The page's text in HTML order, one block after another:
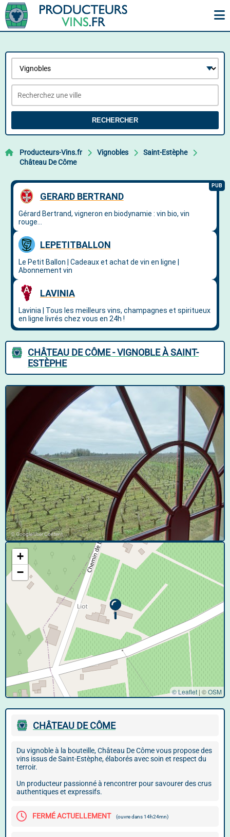
RECHERCHER
Producteurs-Vins.fr Vignobles
Saint-Estèphe
Château De Côme
CHÂTEAU DE CÔME - VIGNOBLE À SAINT-
ESTÈPHE
© Google User Content
+
−
© Leaflet | ©OSM
CHÂTEAU DE CÔME
Du vignoble à la bouteille, Château De Côme vous propose des
vins issus de Saint-Estèphe, élaborés avec soin et respect du
terroir.
Un producteur passionné à rencontrer pour savourer des crus
authentiques et expressifs.
FERMÉ ACTUELLEMENT (ouvre dans 14h24mn)